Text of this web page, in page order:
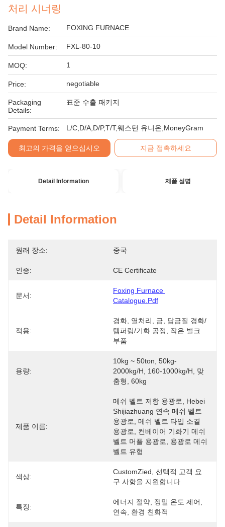
처리 시너링
Brand Name: FOXING FURNACE
Model Number: FXL-80-10
MOQ: 1
Price: negotiable
Packaging
Details:
표준 수출 패키지
Payment Terms: L/C,D/A,D/P,T/T,웨스턴 유니온,MoneyGram
최고의 가격을 얻으십시오 지금 접촉하세요
Detail Information 제품 설명
Detail Information
원래 장소: 중국
인증: CE Certificate
문서:
Foxing Furnace
Catalogue.pdf
적용:
경화, 열처리, 금, 담금질 경화/
템퍼링/기화 공정, 작은 벌크
부품
용량:
10kg ~ 50ton, 50kg-
2000kg/h, 160-1000kg/h, 맞
춤형, 60kg
제품 이름:
메쉬 벨트 저항 용광로, Hebei
Shijiazhuang 연속 메쉬 벨트
용광로, 메쉬 벨트 타입 소결
용광로, 컨베이어 기화기 메쉬
벨트 머플 용광로, 용광로 메쉬
벨트 유형
색상:
CustomZied, 선택적 고객 요
구 사항을 지원합니다
특징:
에너지 절약, 정밀 온도 제어,
연속, 환경 친화적